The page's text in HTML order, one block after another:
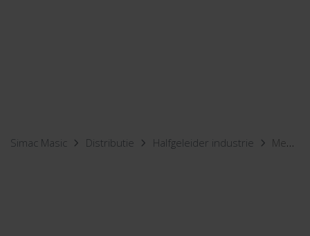
Simac Masic Distributie Halfgeleider industrie Measurement equipment